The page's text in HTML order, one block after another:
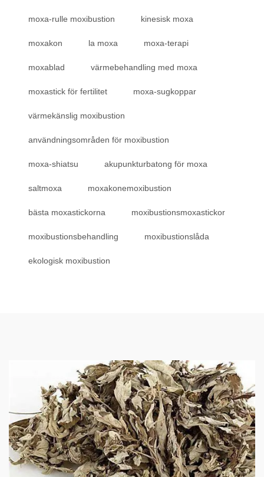
moxa-rulle moxibustion kinesisk moxa
moxakon la moxa moxa-terapi
moxablad värmebehandling med moxa
moxastick för fertilitet moxa-sugkoppar
värmekänslig moxibustion
användningsområden för moxibustion
moxa-shiatsu akupunkturbatong för moxa
saltmoxa moxakonemoxibustion
bästa moxastickorna moxibustionsmoxastickor
moxibustionsbehandling moxibustionslåda
ekologisk moxibustion